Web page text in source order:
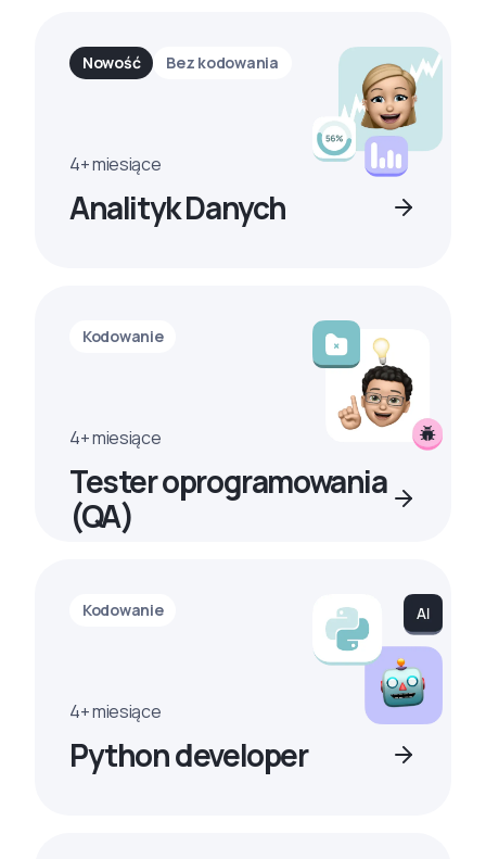
Nowość Bez kodowania
4+ miesiące
Analityk Danych
Kodowanie
4+ miesiące
Tester oprogramowania
(QA)
Kodowanie
4+ miesiące
Python developer